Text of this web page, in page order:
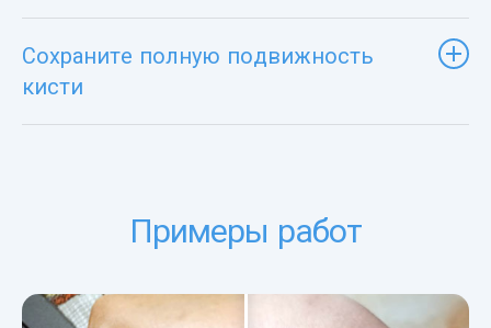
Сохраните полную подвижность
кисти
Примеры работ